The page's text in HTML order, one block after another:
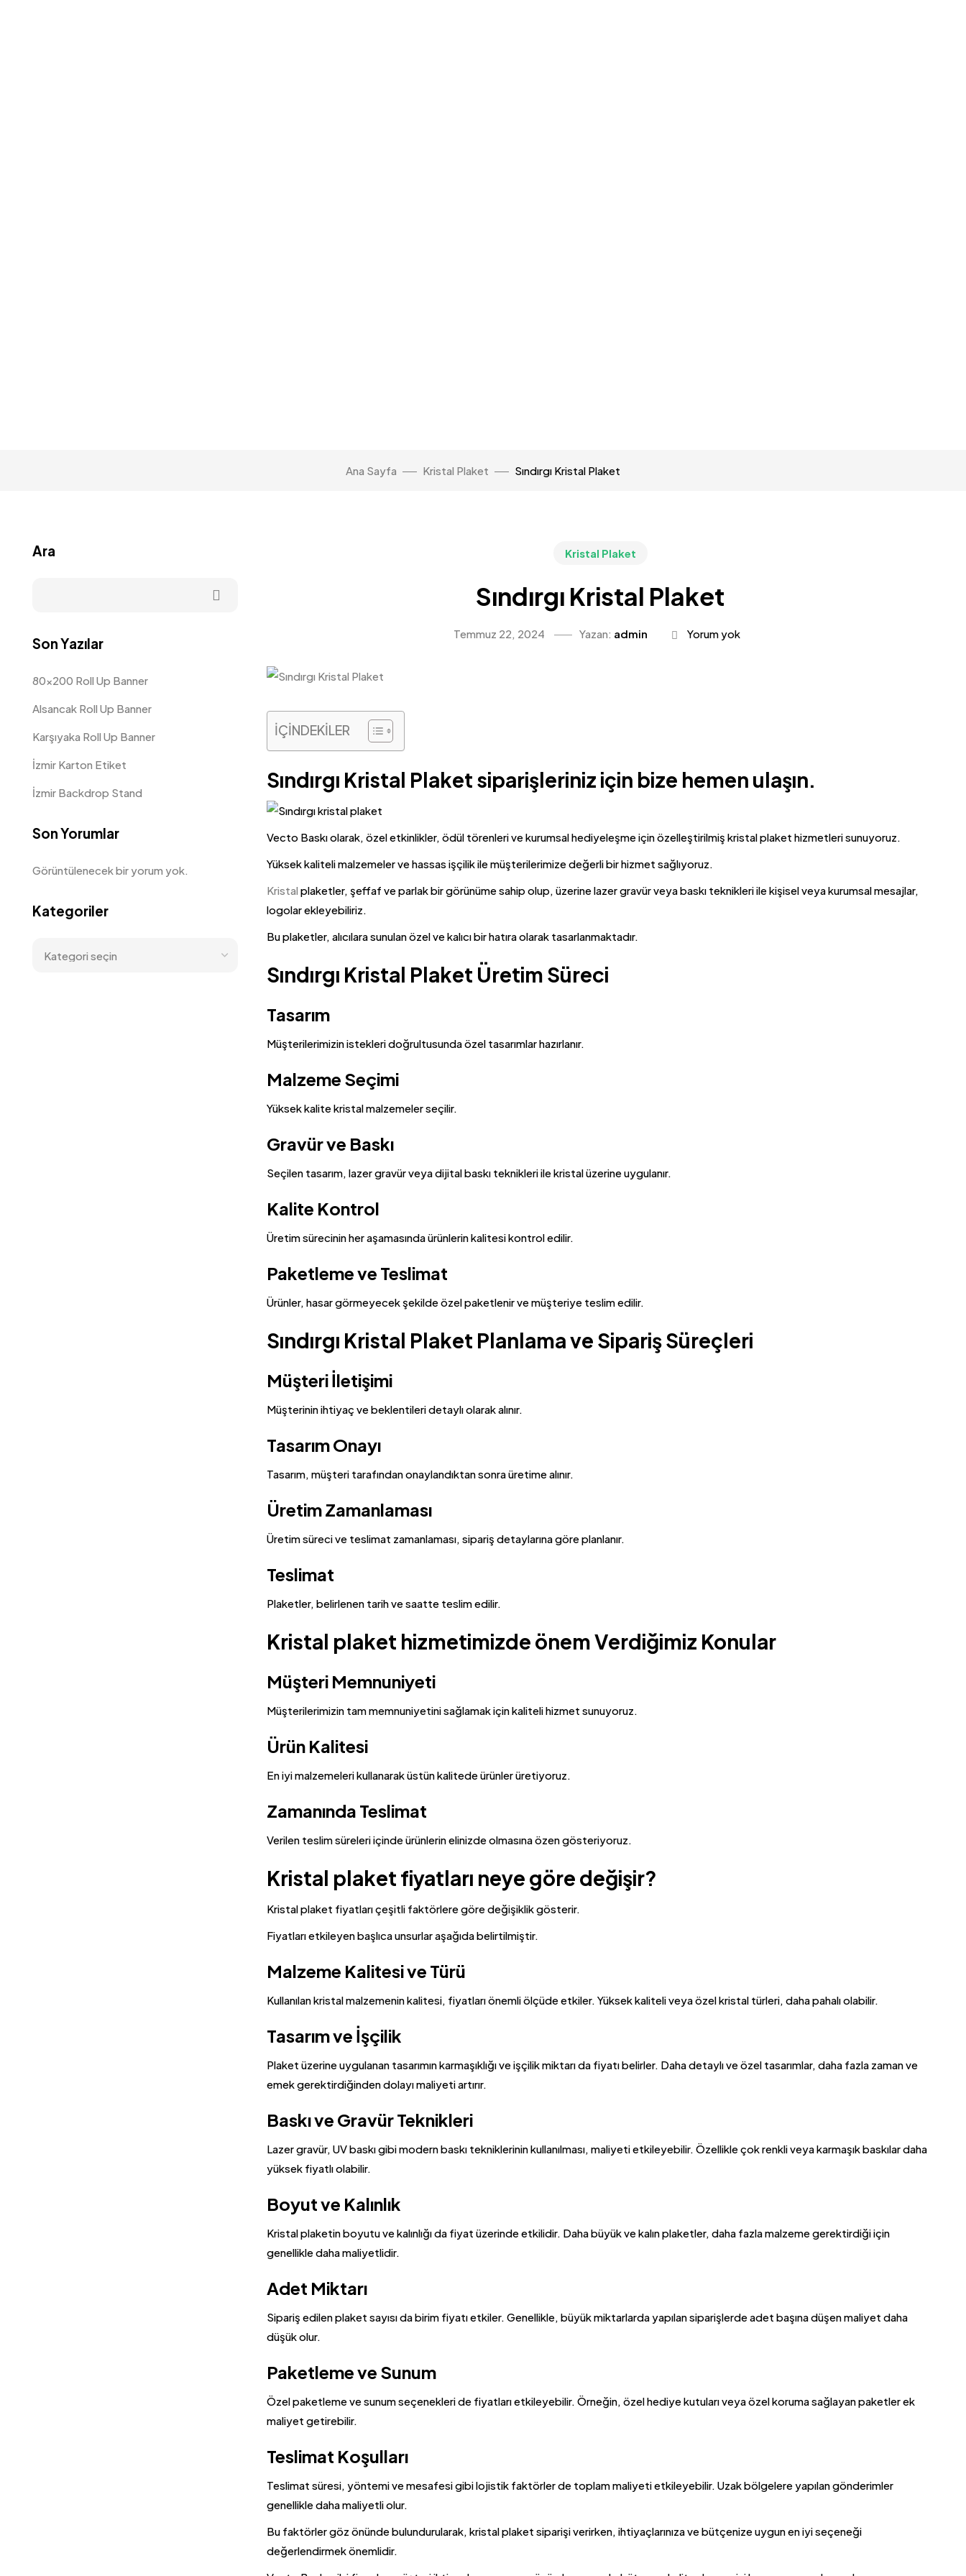
Ana Sayfa Kristal Plaket Sındırgı Kristal Plaket
Kristal Plaket
Sındırgı Kristal Plaket
Temmuz 22, 2024 Yazan: admin Yorum yok
İÇİNDEKİLER
Sındırgı Kristal Plaket siparişleriniz için bize hemen ulaşın.
Vecto Baskı olarak, özel etkinlikler, ödül törenleri ve kurumsal hediyeleşme için özelleştirilmiş kristal plaket hizmetleri sunuyoruz.
Yüksek kaliteli malzemeler ve hassas işçilik ile müşterilerimize değerli bir hizmet sağlıyoruz.
Kristal plaketler, şeffaf ve parlak bir görünüme sahip olup, üzerine lazer gravür veya baskı teknikleri ile kişisel veya kurumsal mesajlar,
logolar ekleyebiliriz.
Bu plaketler, alıcılara sunulan özel ve kalıcı bir hatıra olarak tasarlanmaktadır.
Sındırgı Kristal Plaket Üretim Süreci
Tasarım
Müşterilerimizin istekleri doğrultusunda özel tasarımlar hazırlanır.
Malzeme Seçimi
Yüksek kalite kristal malzemeler seçilir.
Gravür ve Baskı
Seçilen tasarım, lazer gravür veya dijital baskı teknikleri ile kristal üzerine uygulanır.
Kalite Kontrol
Üretim sürecinin her aşamasında ürünlerin kalitesi kontrol edilir.
Paketleme ve Teslimat
Ürünler, hasar görmeyecek şekilde özel paketlenir ve müşteriye teslim edilir.
Sındırgı Kristal Plaket Planlama ve Sipariş Süreçleri
Müşteri İletişimi
Müşterinin ihtiyaç ve beklentileri detaylı olarak alınır.
Tasarım Onayı
Tasarım, müşteri tarafından onaylandıktan sonra üretime alınır.
Üretim Zamanlaması
Üretim süreci ve teslimat zamanlaması, sipariş detaylarına göre planlanır.
Teslimat
Plaketler, belirlenen tarih ve saatte teslim edilir.
Kristal plaket hizmetimizde önem Verdiğimiz Konular
Müşteri Memnuniyeti
Müşterilerimizin tam memnuniyetini sağlamak için kaliteli hizmet sunuyoruz.
Ürün Kalitesi
En iyi malzemeleri kullanarak üstün kalitede ürünler üretiyoruz.
Zamanında Teslimat
Verilen teslim süreleri içinde ürünlerin elinizde olmasına özen gösteriyoruz.
Kristal plaket fiyatları neye göre değişir?
Kristal plaket fiyatları çeşitli faktörlere göre değişiklik gösterir.
Fiyatları etkileyen başlıca unsurlar aşağıda belirtilmiştir.
Malzeme Kalitesi ve Türü
Kullanılan kristal malzemenin kalitesi, fiyatları önemli ölçüde etkiler. Yüksek kaliteli veya özel kristal türleri, daha pahalı olabilir.
Tasarım ve İşçilik
Plaket üzerine uygulanan tasarımın karmaşıklığı ve işçilik miktarı da fiyatı belirler. Daha detaylı ve özel tasarımlar, daha fazla zaman ve
emek gerektirdiğinden dolayı maliyeti artırır.
Baskı ve Gravür Teknikleri
Lazer gravür, UV baskı gibi modern baskı tekniklerinin kullanılması, maliyeti etkileyebilir. Özellikle çok renkli veya karmaşık baskılar daha
yüksek fiyatlı olabilir.
Boyut ve Kalınlık
Kristal plaketin boyutu ve kalınlığı da fiyat üzerinde etkilidir. Daha büyük ve kalın plaketler, daha fazla malzeme gerektirdiği için
genellikle daha maliyetlidir.
Adet Miktarı
Sipariş edilen plaket sayısı da birim fiyatı etkiler. Genellikle, büyük miktarlarda yapılan siparişlerde adet başına düşen maliyet daha
düşük olur.
Paketleme ve Sunum
Özel paketleme ve sunum seçenekleri de fiyatları etkileyebilir. Örneğin, özel hediye kutuları veya özel koruma sağlayan paketler ek
maliyet getirebilir.
Teslimat Koşulları
Teslimat süresi, yöntemi ve mesafesi gibi lojistik faktörler de toplam maliyeti etkileyebilir. Uzak bölgelere yapılan gönderimler
genellikle daha maliyetli olur.
Bu faktörler göz önünde bulundurularak, kristal plaket siparişi verirken, ihtiyaçlarınıza ve bütçenize uygun en iyi seçeneği
değerlendirmek önemlidir.
Ara
Son Yazılar
80×200 Roll Up Banner
Alsancak Roll Up Banner
Karşıyaka Roll Up Banner
İzmir Karton Etiket
İzmir Backdrop Stand
Son Yorumlar
Görüntülenecek bir yorum yok.
Kategoriler